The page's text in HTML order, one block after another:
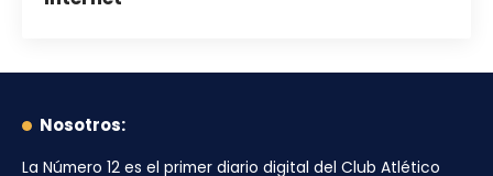
Nosotros:
La Número 12 es el primer diario digital del Club Atlético